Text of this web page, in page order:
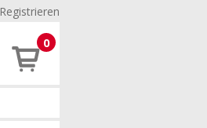
Registrieren
0